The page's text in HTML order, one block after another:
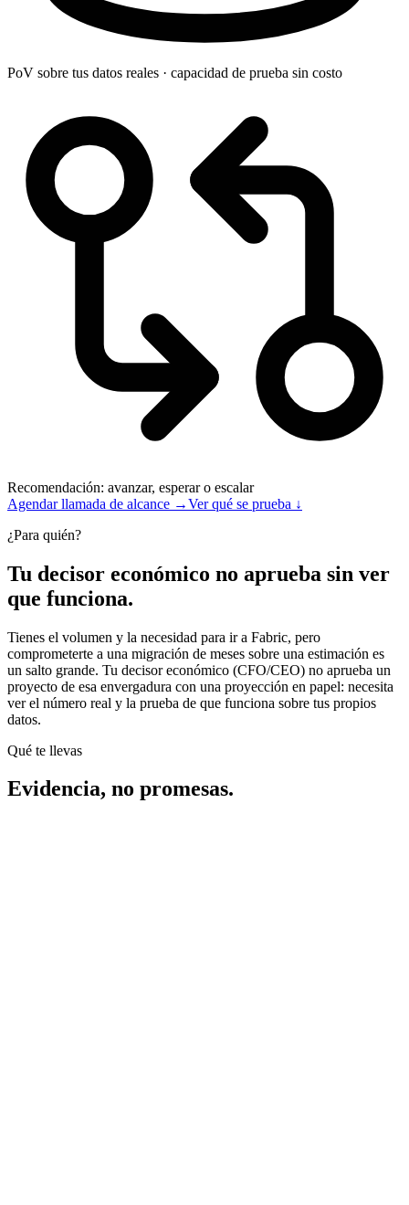
PoV sobre tus datos reales · capacidad de prueba sin costo
Recomendación: avanzar, esperar o escalar
Agendar llamada de alcance →Ver qué se prueba ↓
¿Para quién?
Tu decisor económico no aprueba sin ver
que funciona.
Tienes el volumen y la necesidad para ir a Fabric, pero
comprometerte a una migración de meses sobre una estimación es
un salto grande. Tu decisor económico (CFO/CEO) no aprueba un
proyecto de esa envergadura con una proyección en papel: necesita
ver el número real y la prueba de que funciona sobre tus propios
datos.
Qué te llevas
Evidencia, no promesas.